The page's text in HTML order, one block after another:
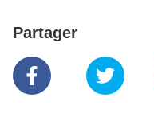
Partager